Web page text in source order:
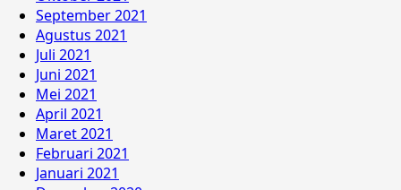
September 2021
Agustus 2021
Juli 2021
Juni 2021
Mei 2021
April 2021
Maret 2021
Februari 2021
Januari 2021